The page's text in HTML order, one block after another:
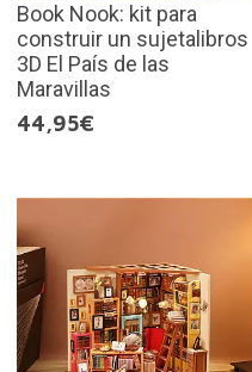
Book Nook: kit para
construir un sujetalibros
3D El País de las
Maravillas
44,95€